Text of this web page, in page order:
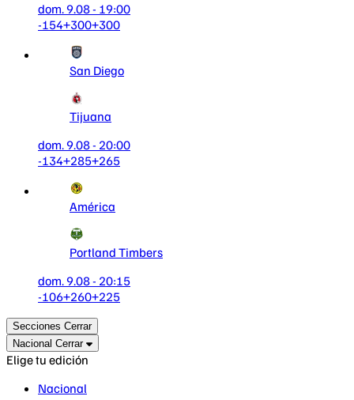
dom. 9.08 - 19:00
-154+300+300
San Diego
Tijuana
dom. 9.08 - 20:00
-134+285+265
América
Portland Timbers
dom. 9.08 - 20:15
-106+260+225
Secciones Cerrar
Nacional Cerrar
Elige tu edición
Nacional